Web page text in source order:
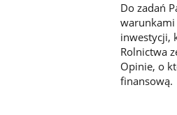
Do zadań
warunkami
inwestycji,
Rolnictwa
Opinie, o
finansową.